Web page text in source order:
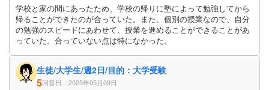
学校と家の間にあったため、学校の帰りに塾によって勉強してから
帰ることができたのが合っていた。また、個別の授業なので、自分
の勉強のスピードにあわせて、授業を進めることができることがあ
っていた。合っていない点は特になかった。
生徒/大学生/週2日/目的：大学受験
5回答日：2025年05月09日